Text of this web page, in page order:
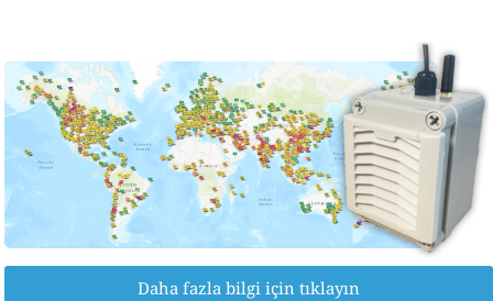
Daha fazla bilgi için tıklayın